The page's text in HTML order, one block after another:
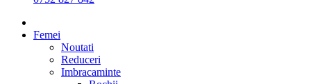
Femei
Noutati
Reduceri
Imbracaminte